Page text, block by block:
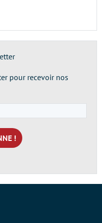
pour recevoir nos